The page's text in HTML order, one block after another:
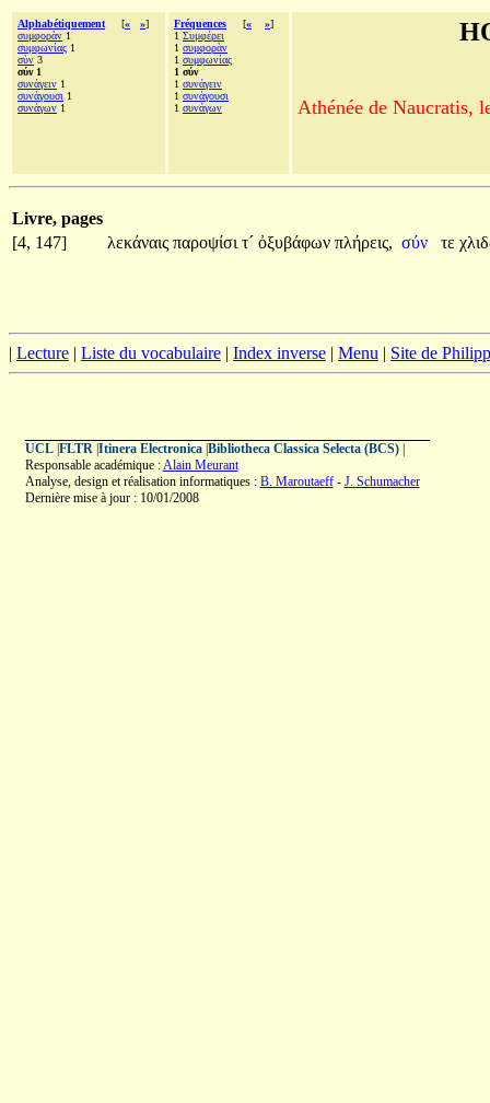
Alphabétiquement [« »]
συμφορὰν 1
συμφωνίας 1
σὺν 3
σύν 1
συνάγειν 1
συνάγουσι 1
συνάγων 1
Fréquences [« »]
1 Συμφέρει
1 συμφορὰν
1 συμφωνίας
1 σύν
1 συνάγειν
1 συνάγουσι
1 συνάγων Athénée de Naucratis,
Livre, pages
[4, 147]
λεκάναις παροψίσι τ´ ὀξυβάφων πλήρεις, σύν τε
| Lecture | Liste du vocabulaire | Index inverse | Menu | Site de
UCL| FLTR| Itinera Electronica| Bibliotheca Classica Selecta (BCS)|
Responsable académique :Alain Meurant
Analyse, design et réalisation informatiques : B. Maroutaeff- J. Schumacher
Dernière mise à jour : 10/01/2008